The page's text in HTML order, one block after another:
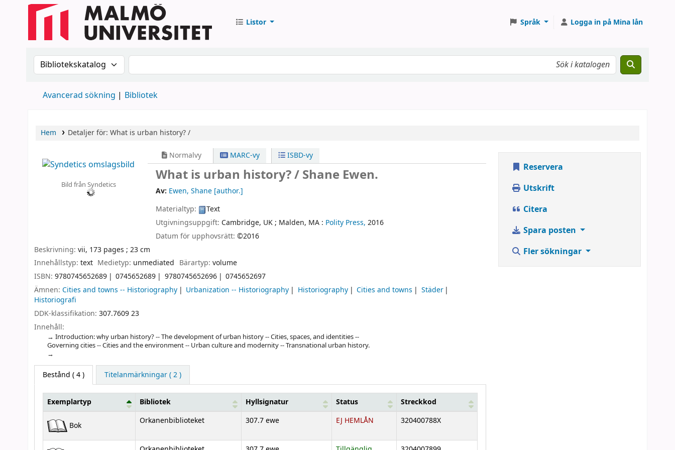
Listor Språk Logga in på Mina lån
Sök i katalogen efter:Sök i katalogen
Avancerad sökning Bibliotek
Hem Detaljer för: What is urban history? /
Bild från Syndetics
Normalvy MARC-vy ISBD-vy
What is urban history? /Shane Ewen.
Av: Ewen, Shane[author.]
Materialtyp:
Text
Utgivningsuppgift: Cambridge, UK ; Malden, MA : Polity Press, 2016
Datum för upphovsrätt:©2016
Beskrivning: vii, 173 pages ; 23 cm
Innehållstyp: text Medietyp: unmediated Bärartyp: volume
ISBN: 9780745652689 0745652689 9780745652696
0745652697
Ämnen: Cities and towns -- Historiography Urbanization -- Historiography Historiography Cities and towns
Städer
Historiografi
DDK-klassifikation: 307.7609 23
Innehåll:
Introduction: why urban history? -- The development of urban history -- Cities, spaces, and identities --
Governing cities -- Cities and the environment -- Urban culture and modernity -- Transnational urban history.
Bestånd ( 4 ) Titelanmärkningar ( 2 )
Bestånd
Exemplartyp Bibliotek Hyllsignatur Status Streckkod
Bok Orkanenbiblioteket 307.7 ewe EJ HEMLÅN 320400788X
Reservera
Utskrift
Citera
Spara posten
Fler sökningar